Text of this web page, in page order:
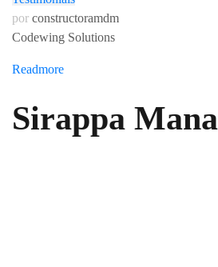
por constructoramdm
Codewing Solutions
Readmore
Sirappa